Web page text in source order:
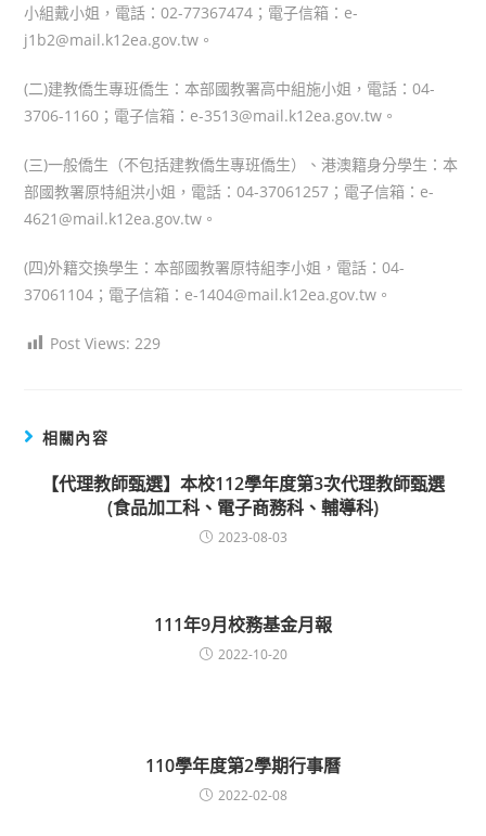
小組戴小姐，電話：02-77367474；電子信箱：e-
j1b2@mail.k12ea.gov.tw。
(二)建教僑生專班僑生：本部國教署高中組施小姐，電話：04-
3706-1160；電子信箱：e-3513@mail.k12ea.gov.tw。
(三)一般僑生（不包括建教僑生專班僑生）、港澳籍身分學生：本
部國教署原特組洪小姐，電話：04-37061257；電子信箱：e-
4621@mail.k12ea.gov.tw。
(四)外籍交換學生：本部國教署原特組李小姐，電話：04-
37061104；電子信箱：e-1404@mail.k12ea.gov.tw。
Post Views: 229
相關內容
【代理教師甄選】本校112學年度第3次代理教師甄選
(食品加工科、電子商務科、輔導科)
2023-08-03
111年9月校務基金月報
2022-10-20
110學年度第2學期行事曆
2022-02-08